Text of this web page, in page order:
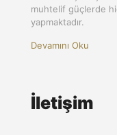
muhtelif güçlerde
yapmaktadır.
Devamını Oku
İletişim